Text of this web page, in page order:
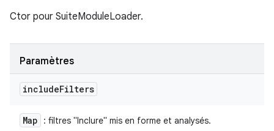
Ctor pour SuiteModuleLoader.
Paramètres
includeFilters
Map : filtres "Inclure" mis en forme et analysés.